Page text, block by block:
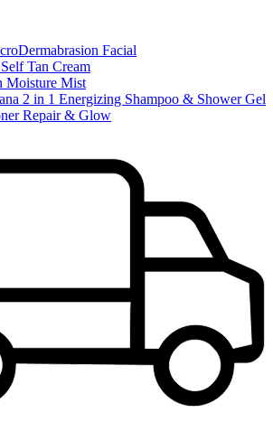
Facial
Tan Cream
Moisture Mist
2 in 1 Energizing Shampoo & Shower Gel
Repair & Glow